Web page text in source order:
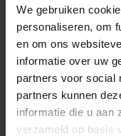
We gebruiken
personaliseren, om
en om ons
informatie over uw
partners voor social
partners kunnen
informatie die u aan
verzameld op basis
DOWNLOADS